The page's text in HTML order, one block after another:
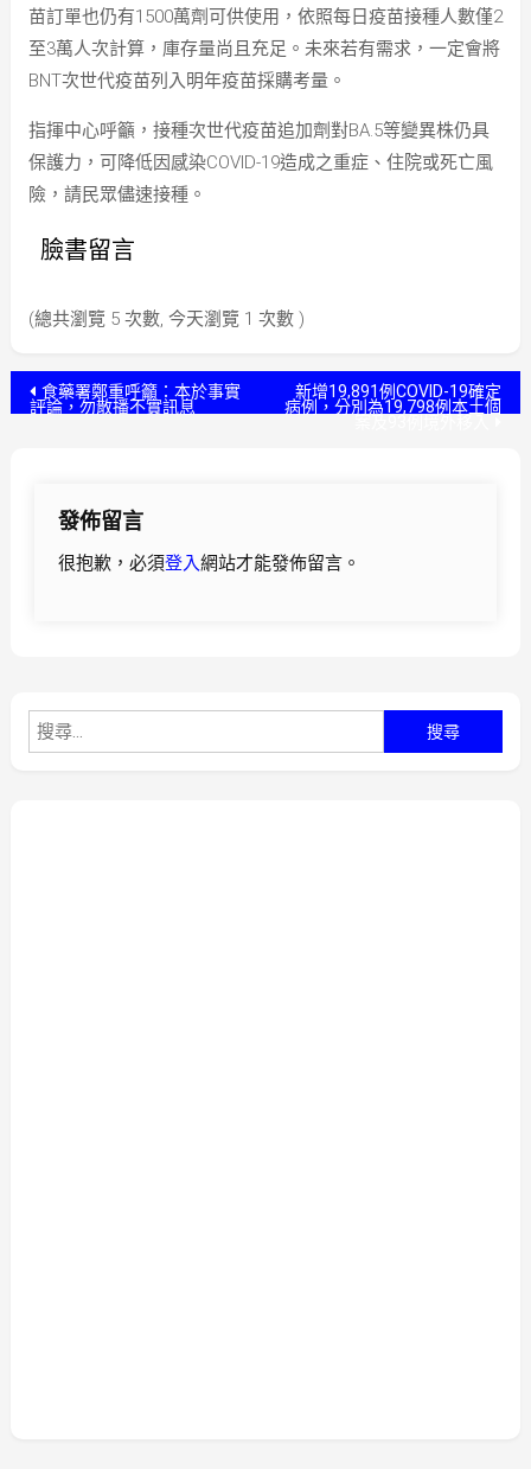
苗訂單也仍有1500萬劑可供使用，依照每日疫苗接種人數僅2
至3萬人次計算，庫存量尚且充足。未來若有需求，一定會將
BNT次世代疫苗列入明年疫苗採購考量。
指揮中心呼籲，接種次世代疫苗追加劑對BA.5等變異株仍具
保護力，可降低因感染COVID-19造成之重症、住院或死亡風
險，請民眾儘速接種。
臉書留言
(總共瀏覽 5 次數, 今天瀏覽 1 次數 )
文食藥署鄭重呼籲：本於事實
評論，勿散播不實訊息
新增19,891例COVID-19確定
病例，分別為19,798例本土個
發佈留言
很抱歉，必須登入網站才能發佈留言。
尋